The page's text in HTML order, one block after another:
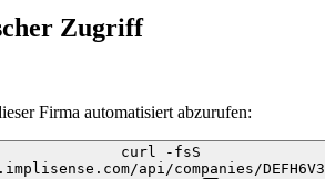
Zugriff
Firma automatisiert abzurufen:
curl -fsS
api/companies/